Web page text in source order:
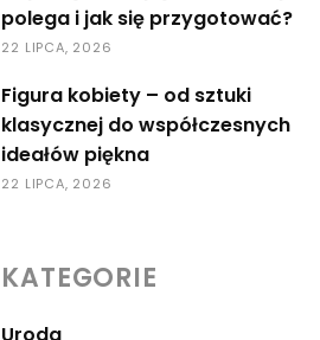
polega i jak się przygotować?
22 LIPCA, 2026
Figura kobiety – od sztuki
klasycznej do współczesnych
ideałów piękna
22 LIPCA, 2026
KATEGORIE